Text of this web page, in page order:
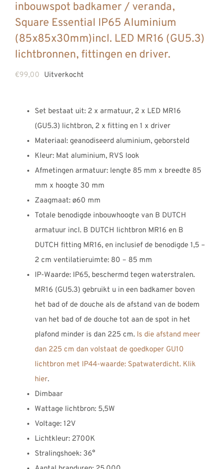
inbouwspot badkamer / veranda,
Square Essential IP65 Aluminium
(85x85x30mm)incl. LED MR16 (GU5.3)
lichtbronnen, fittingen en driver.
€99,00 Uitverkocht
Set bestaat uit: 2 x armatuur, 2 x LED MR16
(GU5.3) lichtbron, 2 x fitting en 1 x driver
Materiaal: geanodiseerd aluminium, geborsteld
Kleur: Mat aluminium, RVS look
Afmetingen armatuur: lengte 85 mm x breedte 85
mm x hoogte 30 mm
Zaagmaat: ø60 mm
Totale benodigde inbouwhoogte van B DUTCH
armatuur incl. B DUTCH lichtbron MR16 en B
DUTCH fitting MR16, en inclusief de benodigde 1,5 –
2 cm ventilatieruimte: 80 – 85 mm
IP-Waarde: IP65, beschermd tegen waterstralen.
MR16 (GU5.3) gebruikt u in een badkamer boven
het bad of de douche als de afstand van de bodem
van het bad of de douche tot aan de spot in het
plafond minder is dan 225 cm. Is die afstand meer
dan 225 cm dan volstaat de goedkoper GU10
lichtbron met IP44-waarde: Spatwaterdicht. Klik
hier.
Dimbaar
Wattage lichtbron: 5,5W
Voltage: 12V
Lichtkleur: 2700K
Stralingshoek: 36°